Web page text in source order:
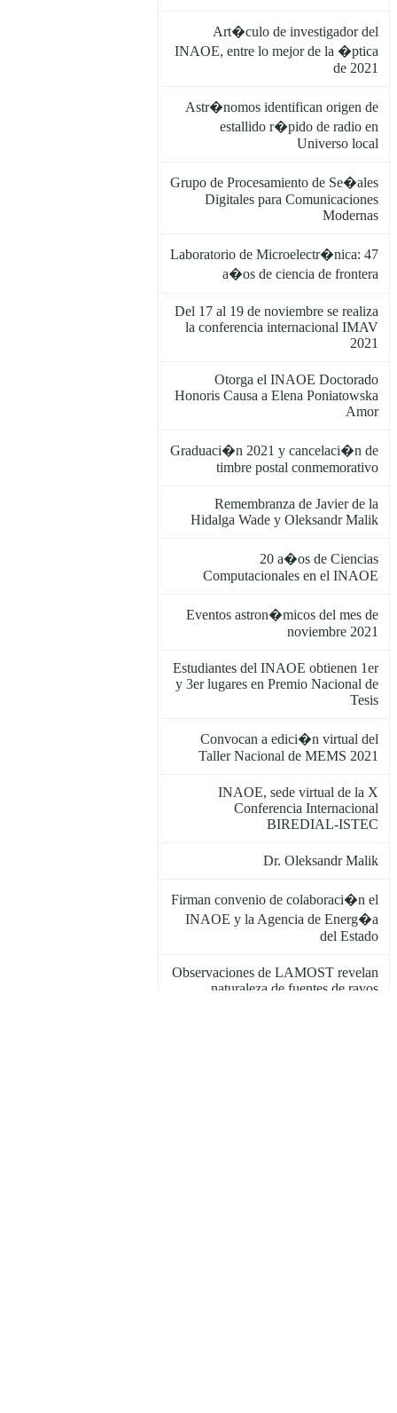
Art�culo de investigador del
INAOE, entre lo mejor de la �ptica
de 2021
Astr�nomos identifican origen de
estallido r�pido de radio en
Universo local
Grupo de Procesamiento de Se�ales
Digitales para Comunicaciones
Modernas
Laboratorio de Microelectr�nica: 47
a�os de ciencia de frontera
Del 17 al 19 de noviembre se realiza
la conferencia internacional IMAV
2021
Otorga el INAOE Doctorado
Honoris Causa a Elena Poniatowska
Amor
Graduaci�n 2021 y cancelaci�n de
timbre postal conmemorativo
Remembranza de Javier de la
Hidalga Wade y Oleksandr Malik
20 a�os de Ciencias
Computacionales en el INAOE
Eventos astron�micos del mes de
noviembre 2021
Estudiantes del INAOE obtienen 1er
y 3er lugares en Premio Nacional de
Tesis
Convocan a edici�n virtual del
Taller Nacional de MEMS 2021
INAOE, sede virtual de la X
Conferencia Internacional
BIREDIAL-ISTEC
Dr. Oleksandr Malik
Firman convenio de colaboraci�n el
INAOE y la Agencia de Energ�a
del Estado
Observaciones de LAMOST revelan
naturaleza de fuentes de rayos